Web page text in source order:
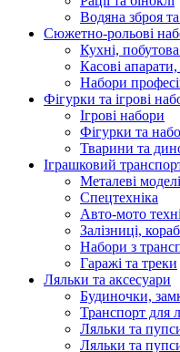
Водяна зброя
Сюжетно-рольові
Кухні, побутова
Касові
Набори
Фігурки та ігрові
Ігрові набори
Фігурки та
Тварини та
Іграшковий
Металеві моделі
Спецтехніка
Авто-мото
Залізниці,
Набори з
Гаражі та треки
Ляльки та аксесуари
Будиночки,
Транспорт для
Ляльки та
Ляльки та